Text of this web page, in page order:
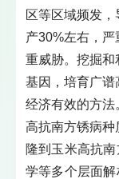
区等区域频发
产30%左右，
重威胁。挖掘
基因，培育广谱
经济有效的方法
高抗南方锈病
隆到玉米高抗
学等多个层面